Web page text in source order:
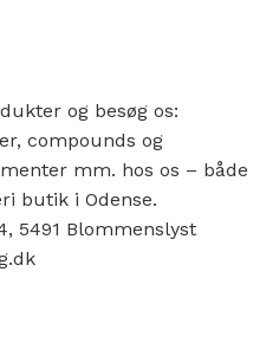
og besøg os:
compounds og
mm. hos os – både
butik i Odense.
5491 Blommenslyst